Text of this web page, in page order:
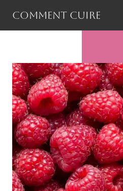
contenu
Comment cuire